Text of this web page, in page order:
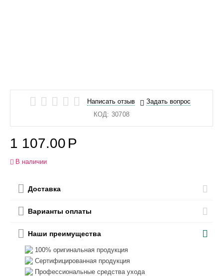
Написать отзыв
Задать вопрос
КОД: 30708
1 107.00 Р
В наличии
Доставка
Варианты оплаты
Наши преимущества
100% оригинальная продукция
Сертифицированная продукция
Профессиональные средства ухода